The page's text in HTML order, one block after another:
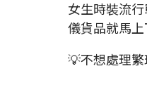
女生時裝流
儀貨品就馬上
💡不想處理